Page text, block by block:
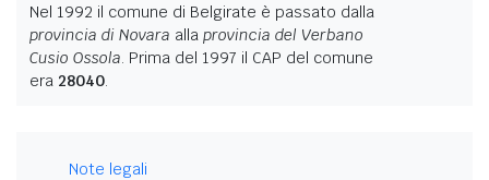
Nel 1992 il comune di Belgirate è passato dalla
provincia di Novara alla provincia del Verbano
Cusio Ossola. Prima del 1997 il CAP del comune
era 28040.
Note legali